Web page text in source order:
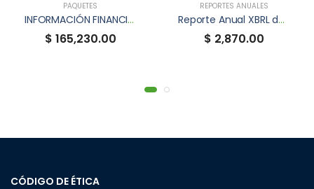
PAQUETES
INFORMACIÓN FINANCIERA TRIMESTRAL XBRL
$ 165,230.00
REPORTES ANUALES
Reporte Anual XBRL de FVIA
$ 2,870.00
CÓDIGO DE ÉTICA